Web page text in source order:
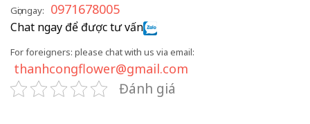
Gọi ngay: 0971678005
Chat ngay để được tư vấn
For foreigners: please chat with us via email:
thanhcongflower@gmail.com
Đánh giá